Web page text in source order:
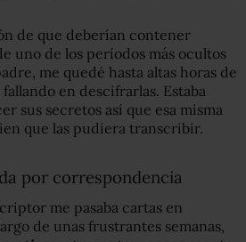
de que deberían contener
uno de los períodos más ocultos
me quedé hasta altas horas de
en descifrarlas. Estaba
sus secretos así que esa misma
que las pudiera transcribir.
por correspondencia
me pasaba cartas en
de unas frustrantes semanas,